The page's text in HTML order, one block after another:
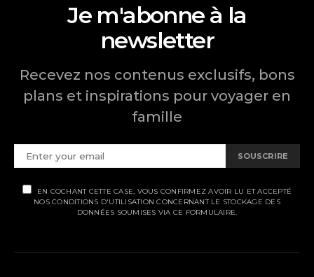
Je m'abonne à la
newsletter
Recevez nos contenus exclusifs, bons
plans et inspirations pour voyager en
famille
SOUSCRIRE
EN COCHANT CETTE CASE, VOUS CONFIRMEZ AVOIR LU ET ACCEPTÉ
NOS CONDITIONS D'UTILISATION CONCERNANT LE STOCKAGE DES
DONNÉES SOUMISES VIA CE FORMULAIRE.